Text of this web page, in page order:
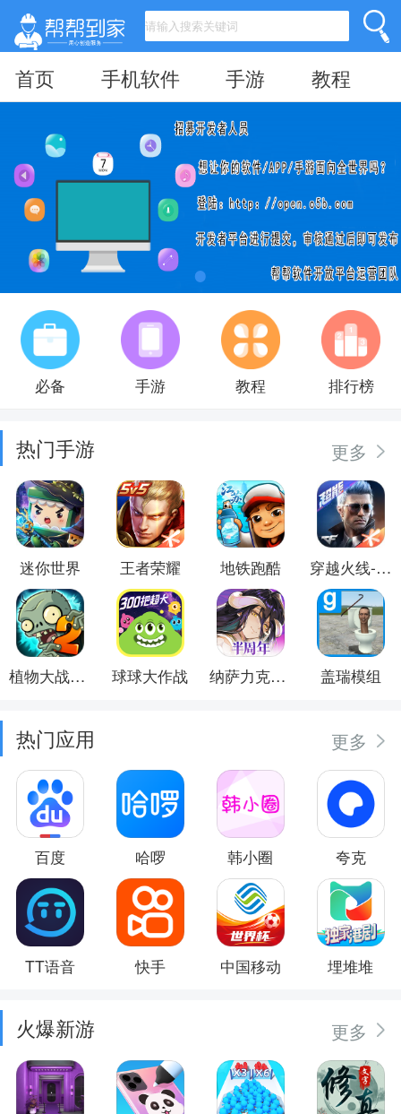
首页 手机软件 手游 教程
必备 手游 教程 排行榜
热门手游 更多
迷你世界 王者荣耀 地铁跑酷 穿越火线-枪战王者
植物大战僵尸2 球球大作战 纳萨力克之王 盖瑞模组
热门应用 更多
百度 哈啰 韩小圈 夸克
TT语音 快手 中国移动 埋堆堆
火爆新游 更多